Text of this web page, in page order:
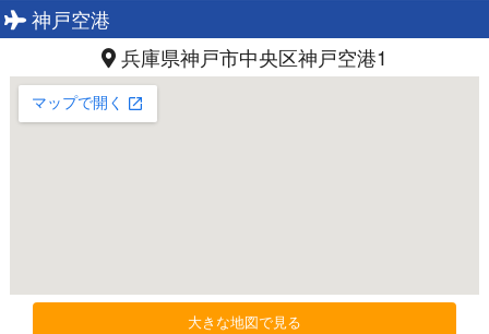
神戸空港
兵庫県神戸市中央区神戸空港1
大きな地図で見る